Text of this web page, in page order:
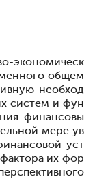
экономическ
общем
необход
систем и фун
финансовы
мере ув
уст
их фор